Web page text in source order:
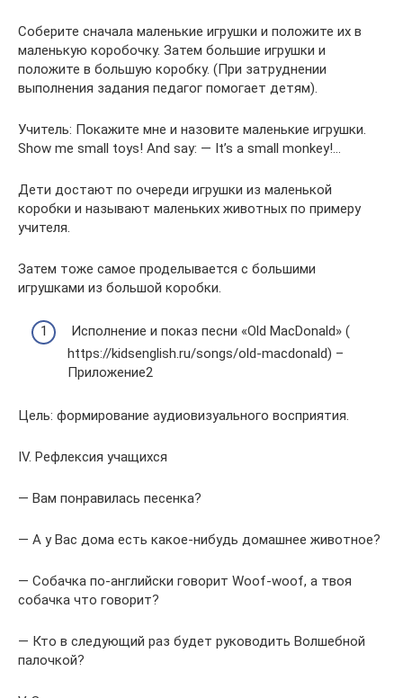
Соберите сначала маленькие игрушки и положите их в
маленькую коробочку. Затем большие игрушки и
положите в большую коробку. (При затруднении
выполнения задания педагог помогает детям).
Учитель: Покажите мне и назовите маленькие игрушки.
Show me small toys! And say: — It’s a small monkey!…
Дети достают по очереди игрушки из маленькой
коробки и называют маленьких животных по примеру
учителя.
Затем тоже самое проделывается с большими
игрушками из большой коробки.
Исполнение и показ песни «Old MacDonald» (
https://kidsenglish.ru/songs/old-macdonald) –
Приложение2
Цель: формирование аудиовизуального восприятия.
IV. Рефлексия учащихся
— Вам понравилась песенка?
— А у Вас дома есть какое-нибудь домашнее животное?
— Собачка по-английски говорит Woof-woof, а твоя
собачка что говорит?
— Кто в следующий раз будет руководить Волшебной
палочкой?